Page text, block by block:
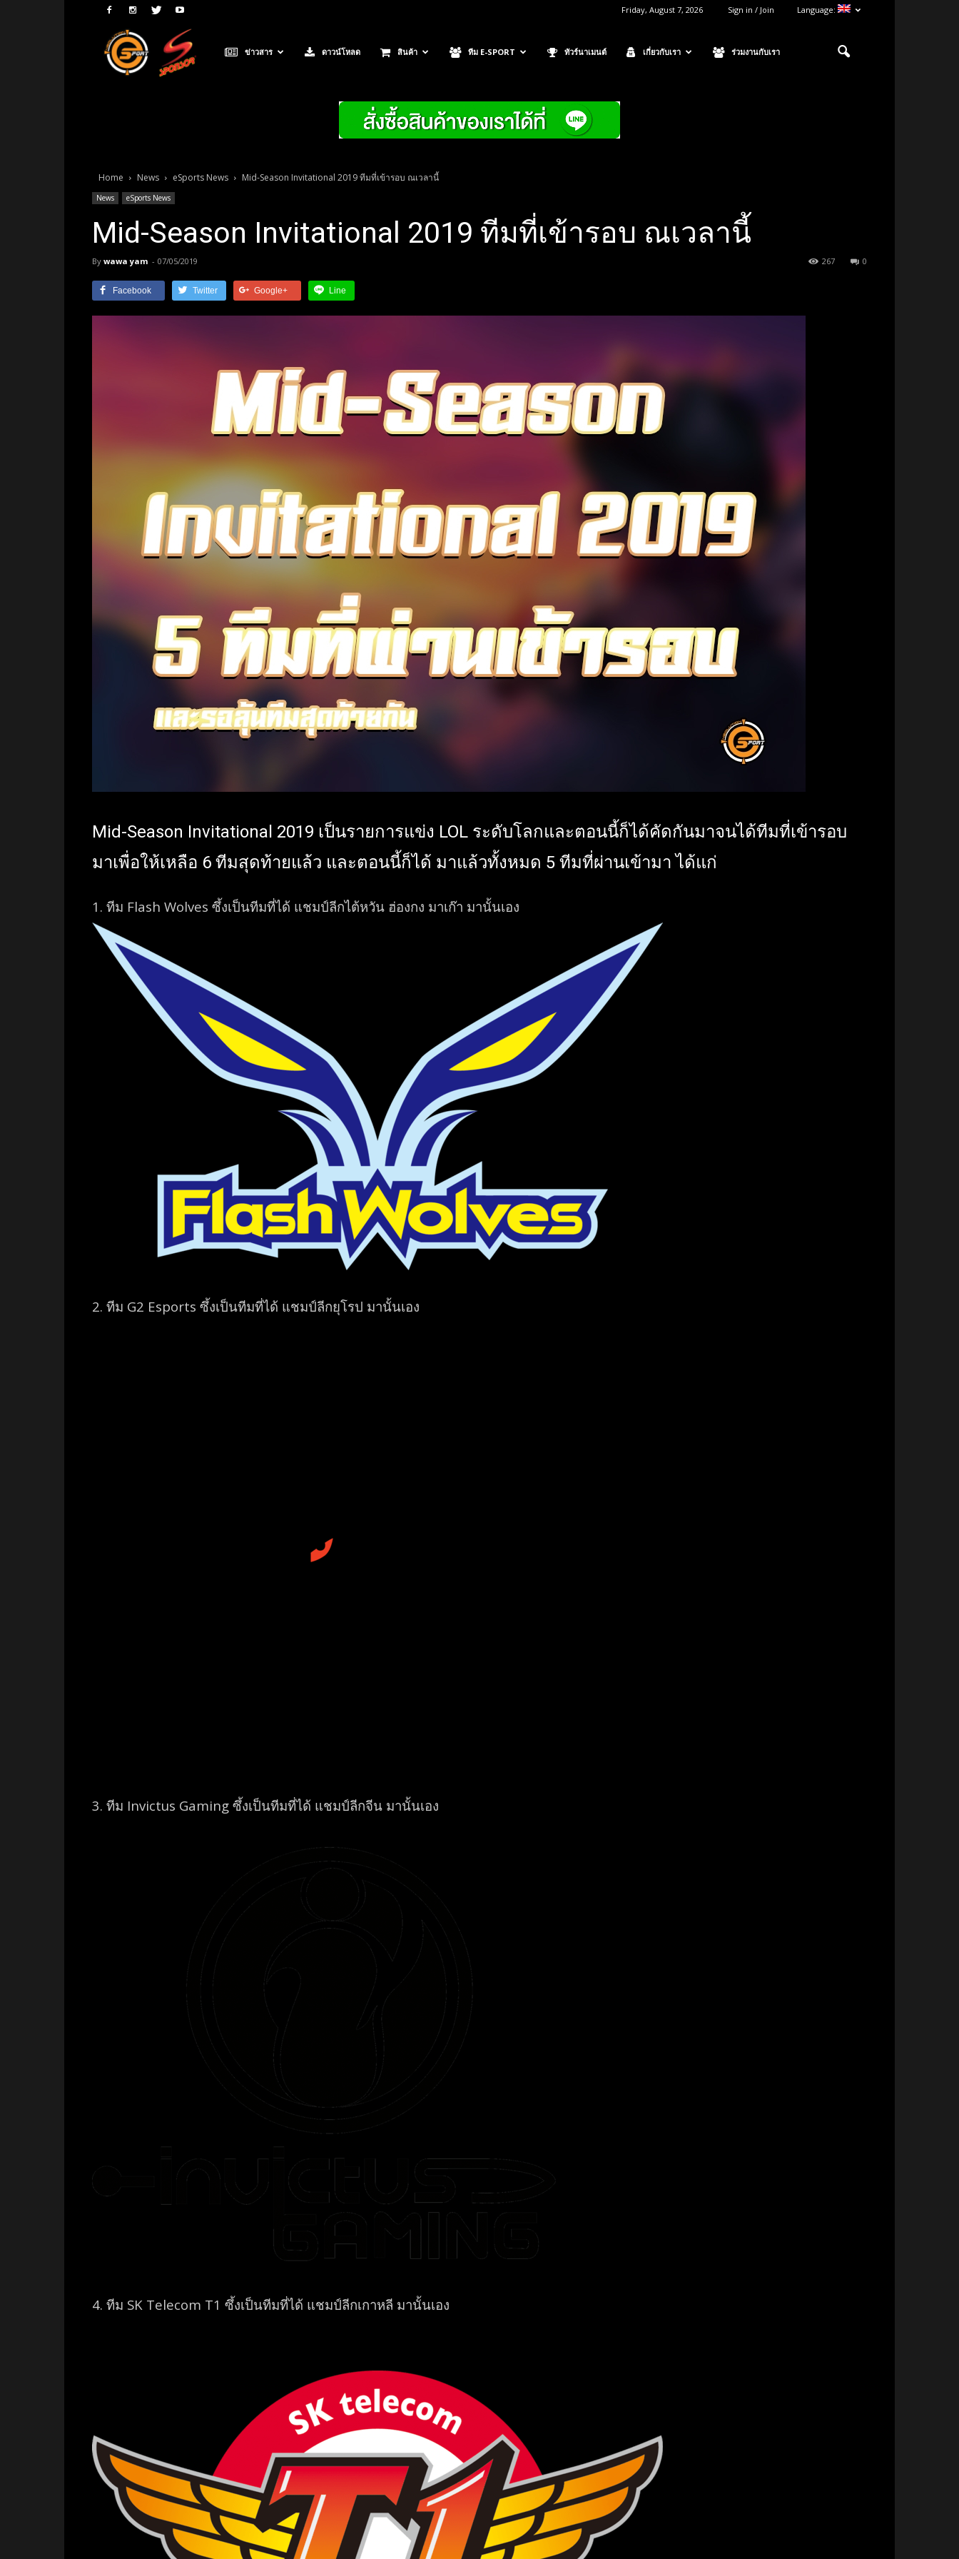
Friday, August 7, 2026 Sign in / Join Language:
Neolution
ข่าวสาร ดาวน์โหลด สินค้า ทีม E-SPORT ทัวร์นาเมนต์ เกี่ยวกับเรา ร่วมงานกับเรา
Home News eSports News Mid-Season Invitational 2019 ทีมที่เข้ารอบ ณเวลานี้
News eSports News
Mid-Season Invitational 2019 ทีมที่เข้ารอบ ณเวลานี้
By wawa yam - 07/05/2019 0
267
Facebook Twitter Google+ Line
Mid-Season Invitational 2019 เป็นรายการแข่ง LOL ระดับโลกและตอนนี้ก็ได้คัดกันมาจนได้ทีมที่เข้ารอบ
มาเพื่อให้เหลือ 6 ทีมสุดท้ายแล้ว และตอนนี้ก็ได้ มาแล้วทั้งหมด 5 ทีมที่ผ่านเข้ามา ได้แก่
1. ทีม Flash Wolves ซึ้งเป็นทีมที่ได้ แชมป์ลีกไต้หวัน ฮ่องกง มาเก๊า มานั้นเอง
2. ทีม G2 Esports ซึ้งเป็นทีมที่ได้ แชมป์ลีกยุโรป มานั้นเอง
3. ทีม Invictus Gaming ซึ้งเป็นทีมที่ได้ แชมป์ลีกจีน มานั้นเอง
4. ทีม SK Telecom T1 ซึ้งเป็นทีมที่ได้ แชมป์ลีกเกาหลี มานั้นเอง